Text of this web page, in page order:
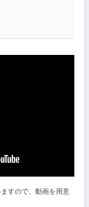
すので、動画を用意